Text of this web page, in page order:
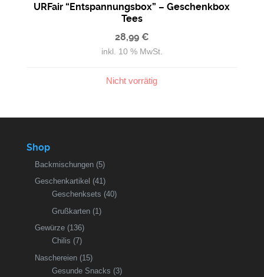
URFair “Entspannungsbox” – Geschenkbox
Tees
28,99 €
inkl. 10 % MwSt.
Nicht vorrätig
Shop
Backmischungen (5)
Geschenkartikel (41)
Geschenksets (40)
Grußkarten (1)
Gewürze (136)
Chilis (7)
Naschereien (15)
Gesunde Snacks (3)